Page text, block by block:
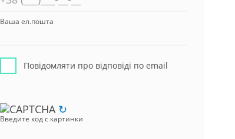
Ваша ел.пошта
Повідомляти про відповіді по email
↻
Введите код с картинки